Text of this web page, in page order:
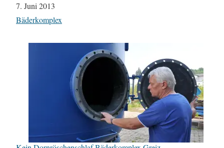
Datum
7. Juni 2013
In Bezug auf
Bäderkomplex